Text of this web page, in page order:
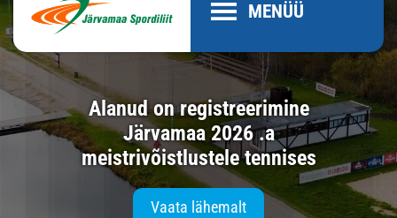
MENÜÜ
Alanud on registreerimine
Järvamaa 2026 .a
meistrivõistlustele tennises
Vaata lähemalt